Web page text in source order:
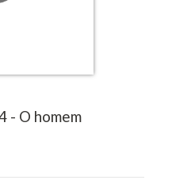
- O homem